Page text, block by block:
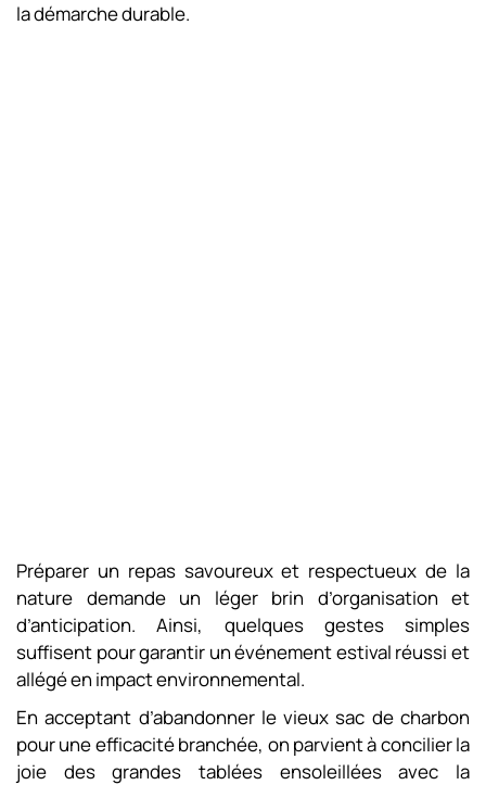
la démarche durable.
Préparer un repas savoureux et respectueux de la
nature demande un léger brin d’organisation et
d’anticipation. Ainsi, quelques gestes simples
suffisent pour garantir un événement estival réussi et
allégé en impact environnemental.
En acceptant d’abandonner le vieux sac de charbon
pour une efficacité branchée, on parvient à concilier la
joie des grandes tablées ensoleillées avec la